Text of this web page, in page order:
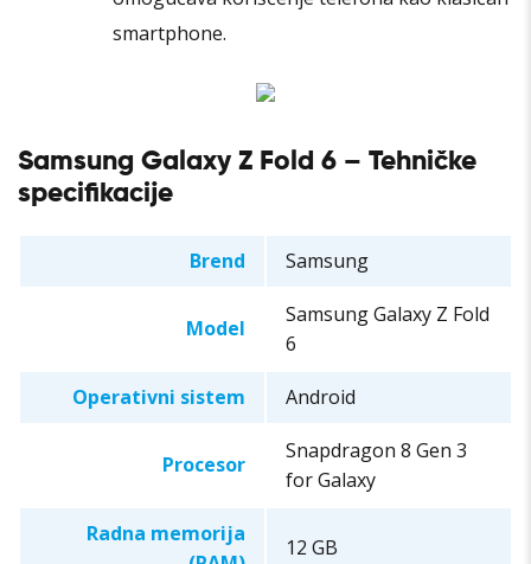
smartphone.
Samsung Galaxy Z Fold 6 – Tehničke
specifikacije
Brend Samsung
Model
Samsung Galaxy Z Fold
6
Operativni sistem Android
Procesor
Snapdragon 8 Gen 3
for Galaxy
Radna memorija
12 GB